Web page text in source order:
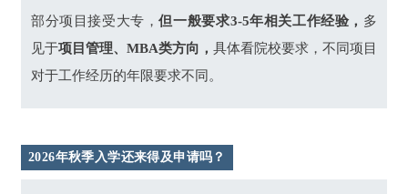
部分项目接受大专，但一般要求3-5年相关工作经验， 多
见于项目管理、MBA类方向，具体看院校要求，不同项目
对于工作经历的年限要求不同。
2026年秋季入学还来得及申请吗？